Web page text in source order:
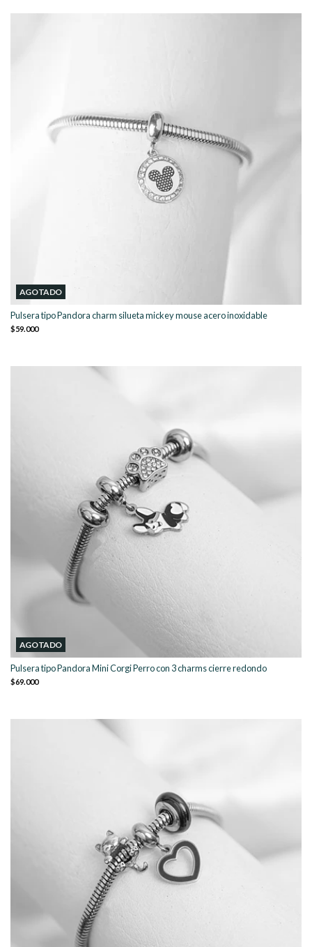
AGOTADO
Pulsera tipo Pandora charm silueta mickey mouse acero inoxidable
$59.000
AGOTADO
Pulsera tipo Pandora Mini Corgi Perro con 3 charms cierre redondo
$69.000